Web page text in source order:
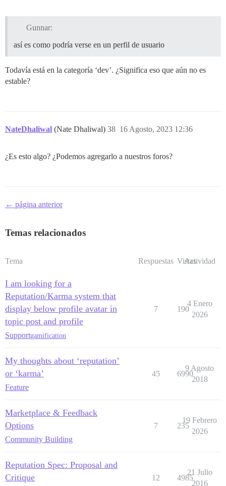
Gunnar:
así es como podría verse en un perfil de usuario
Todavía está en la categoría ‘dev’. ¿Significa eso que aún no es
estable?
NateDhaliwal (Nate Dhaliwal) 16 Agosto, 2023 12:36
38
¿Es esto algo? ¿Podemos agregarlo a nuestros foros?
← página anterior
Temas relacionados
Tema Respuestas Vistas
Actividad
I am looking for a
Reputation/Karma system that
display below profile avatar in
topic post and profile
Supportgamification
7 190
4 Enero
2026
My thoughts about ‘reputation’
or ‘karma’
Feature
45 6990
9 Agosto
2018
Marketplace & Feedback
Options
Community Building
7 235
19 Febrero
2026
Reputation Spec: Proposal and
Critique
12 4985
21 Julio
2016